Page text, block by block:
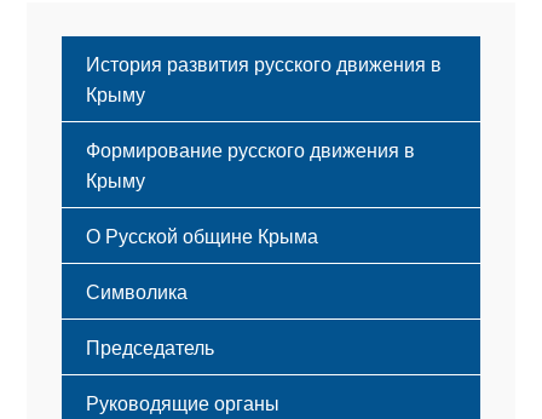
История развития русского движения в
Крыму
Формирование русского движения в
Крыму
Русский Крым
О Русской общине Крыма
Этапы становления
Принципы деятельности
Структура
Мероприятия
Символика
Флаг
Герб
Гимн
Председатель
Руководящие органы